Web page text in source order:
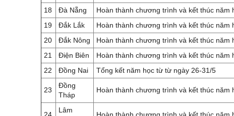
18
Đà Nẵng
Hoàn thành chương trình và kết thúc năm
19
Đắk Lắk
Hoàn thành chương trình và kết thúc năm
20
Đắk Nông
Hoàn thành chương trình và kết thúc năm
21
Điện Biên
Hoàn thành chương trình và kết thúc năm
22
Đồng Nai Tổng kết năm học từ từ ngày 26-31/5
23
Đồng
Tháp
Hoàn thành chương trình và kết thúc năm
Lâm